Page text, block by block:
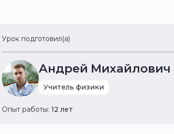
Урок подготовил(а)
Андрей Михайлович
Учитель физики
Опыт работы: 12 лет